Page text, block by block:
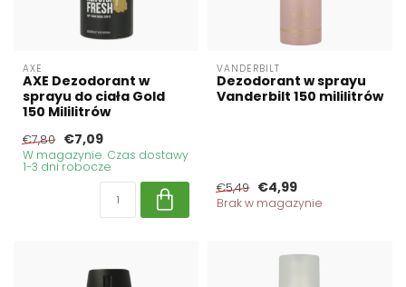
AXE
AXE Dezodorant w
sprayu do ciała Gold
150 Mililitrów
€7,80 €7,09
W magazynie. Czas dostawy
1-3 dni robocze
VANDERBILT
Dezodorant w sprayu
Vanderbilt 150 mililitrów
€5,49 €4,99
Brak w magazynie